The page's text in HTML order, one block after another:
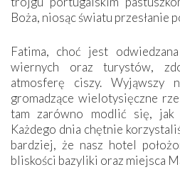
Boża, niosąc światu przesłanie
Fatima, choć jest
wiernych oraz turystów,
atmosferę ciszy. Wyjąwszy
gromadzące wielotysięczne
tam zarówno modlić się, jak
Każdego dnia chętnie
bardziej, że nasz hotel
bliskości bazyliki oraz miejsca